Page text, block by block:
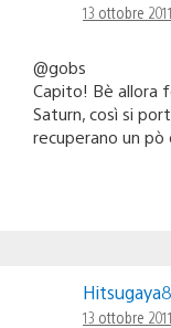
13 ottobre
@gobs
Capito! Bè allora
Saturn, così si
recuperano un pò
13 ottobre